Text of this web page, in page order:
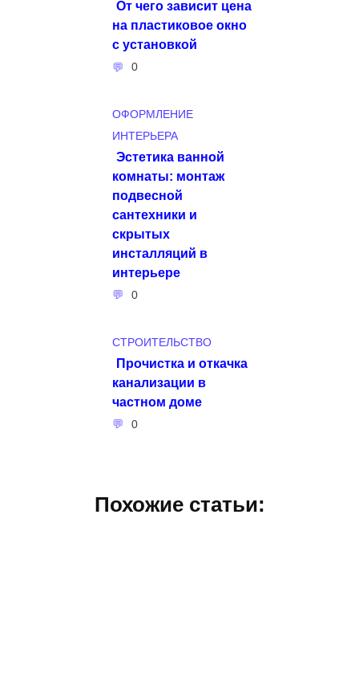
От чего зависит цена
на пластиковое окно
с установкой
0
ОФОРМЛЕНИЕ
ИНТЕРЬЕРА
Эстетика ванной
комнаты: монтаж
подвесной
сантехники и
скрытых
инсталляций в
интерьере
0
СТРОИТЕЛЬСТВО
Прочистка и откачка
канализации в
частном доме
0
Похожие статьи: